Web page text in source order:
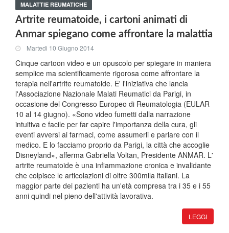
MALATTIE REUMATICHE
Artrite reumatoide, i cartoni animati di
Anmar spiegano come affrontare la malattia
Martedi 10 Giugno 2014
Cinque cartoon video e un opuscolo per spiegare in maniera
semplice ma scientificamente rigorosa come affrontare la
terapia nell'artrite reumatoide. E' l'iniziativa che lancia
l'Associazione Nazionale Malati Reumatici da Parigi, in
occasione del Congresso Europeo di Reumatologia (EULAR
10 al 14 giugno). «Sono video fumetti dalla narrazione
intuitiva e facile per far capire l'importanza della cura, gli
eventi avversi ai farmaci, come assumerli e parlare con il
medico. E lo facciamo proprio da Parigi, la città che accoglie
Disneyland», afferma Gabriella Voltan, Presidente ANMAR. L'
artrite reumatoide è una infiammazione cronica e invalidante
che colpisce le articolazioni di oltre 300mila italiani. La
maggior parte dei pazienti ha un'età compresa tra i 35 e i 55
anni quindi nel pieno dell'attività lavorativa.
LEGGI